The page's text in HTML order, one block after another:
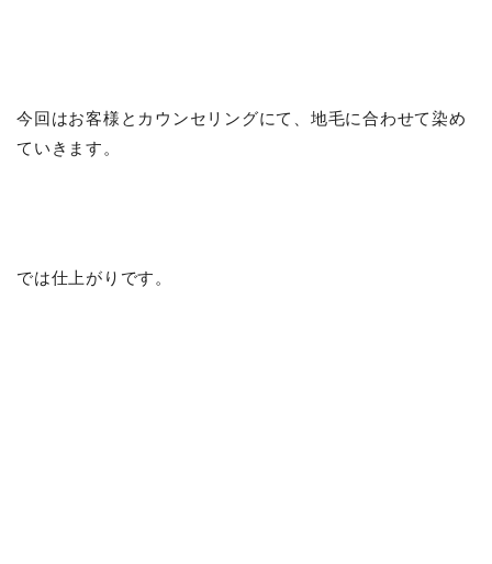
今回はお客様とカウンセリングにて、地毛に合わせて染め
ていきます。
では仕上がりです。